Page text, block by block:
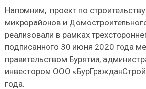
Напомним, проект по
микрорайонов и
реализовали в рамках
подписанного 30 июня 2020 года
правительством Бурятии,
инвестором ООО
года.